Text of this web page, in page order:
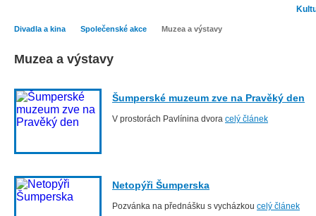
Divadla a kina Společenské akce Muzea a výstavy
Muzea a výstavy
Šumperské muzeum zve na Pravěký den
V prostorách Pavlínina dvora celý článek
Netopýři Šumperska
Pozvánka na přednášku s vycházkou celý článek